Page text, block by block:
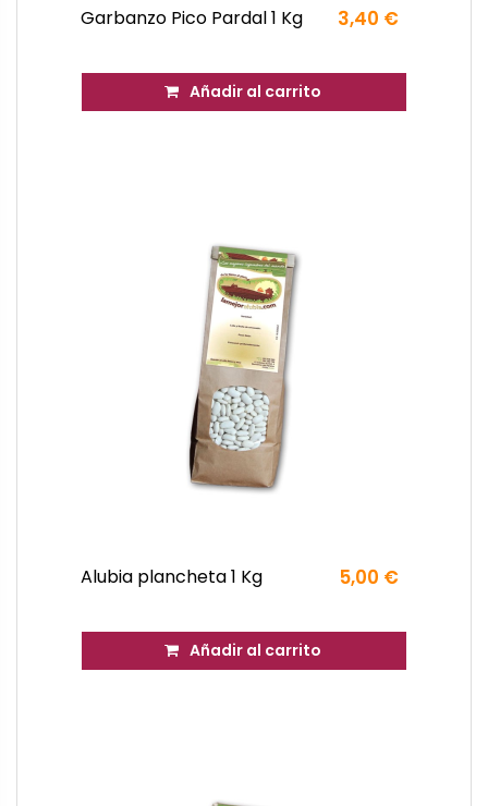
Garbanzo Pico Pardal 1 Kg 3,40 €
Añadir al carrito
Alubia plancheta 1 Kg 5,00 €
Añadir al carrito